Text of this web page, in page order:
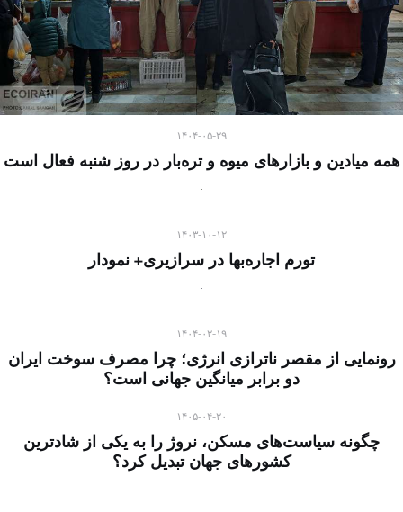
۱۴۰۴-۰۵-۲۹
همه میادین و بازارهای میوه و تره‌بار در روز شنبه فعال است
۱۴۰۳-۱۰-۱۲
تورم اجاره‌بها در سرازیری+ نمودار
۱۴۰۴-۰۲-۱۹
رونمایی از مقصر ناترازی انرژی؛ چرا مصرف سوخت ایران
دو برابر میانگین جهانی است؟
۱۴۰۵-۰۴-۲۰
چگونه سیاست‌های مسکن، نروژ را به یکی از شادترین
کشورهای جهان تبدیل کرد؟